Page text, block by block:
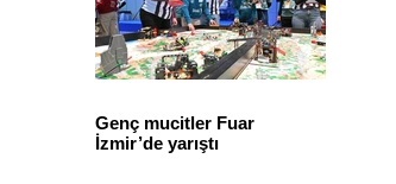
Genç mucitler Fuar
İzmir’de yarıştı